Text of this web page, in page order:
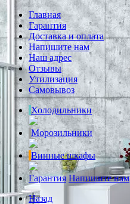
Главная
Гарантия
Доставка и оплата
Напишите нам
Наш адрес
Отзывы
Утилизация
Самовывоз
Холодильники
Морозильники
Винные шкафы
Гарантия Напишите нам
Назад